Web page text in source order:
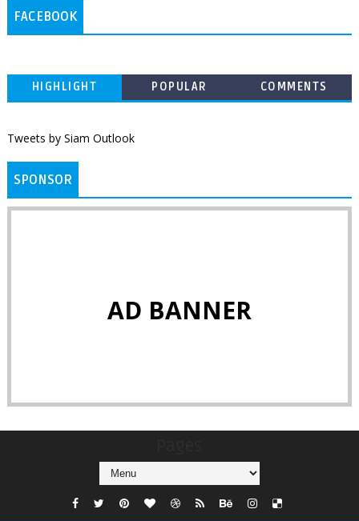
FACEBOOK
HIGHLIGHT POPULAR COMMENTS
Tweets by Siam Outlook
SPONSOR
AD BANNER